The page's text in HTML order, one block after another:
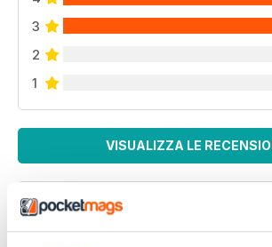
3
2
1
VISUALIZZA LE